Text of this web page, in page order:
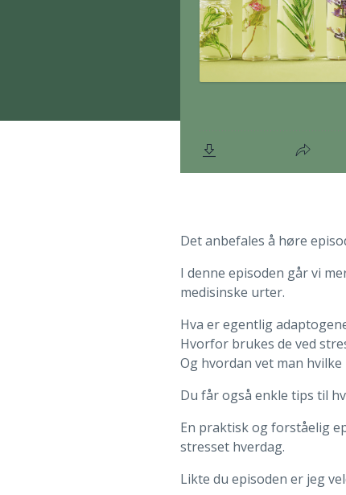
Det anbefales å høre
I denne episoden går vi
medisinske urter.
Hva er egentlig
Hvorfor brukes de ved
Og hvordan vet man
Du får også enkle tips til
En praktisk og forståelig
stresset hverdag.
Likte du episoden er jeg